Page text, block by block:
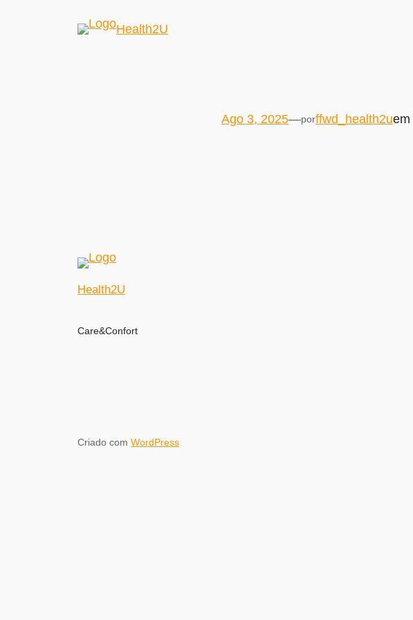
Health2U
Ago 3, 2025—porffwd_health2uem
Health2U
Care&Confort
Criado com WordPress